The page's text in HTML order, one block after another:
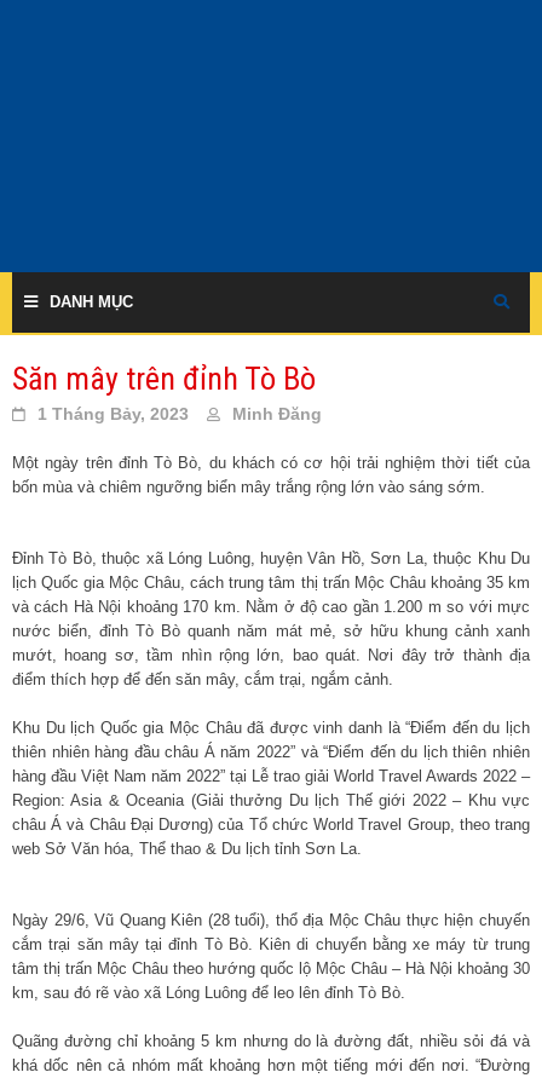
DANH MỤC
Săn mây trên đỉnh Tò Bò
1 Tháng Bảy, 2023 Minh Đăng
Một ngày trên đỉnh Tò Bò, du khách có cơ hội trải nghiệm thời tiết của
bốn mùa và chiêm ngưỡng biển mây trắng rộng lớn vào sáng sớm.
Đỉnh Tò Bò, thuộc xã Lóng Luông, huyện Vân Hồ, Sơn La, thuộc Khu Du
lịch Quốc gia Mộc Châu, cách trung tâm thị trấn Mộc Châu khoảng 35 km
và cách Hà Nội khoảng 170 km. Nằm ở độ cao gần 1.200 m so với mực
nước biển, đỉnh Tò Bò quanh năm mát mẻ, sở hữu khung cảnh xanh
mướt, hoang sơ, tầm nhìn rộng lớn, bao quát. Nơi đây trở thành địa
điểm thích hợp để đến săn mây, cắm trại, ngắm cảnh.
Khu Du lịch Quốc gia Mộc Châu đã được vinh danh là “Điểm đến du lịch
thiên nhiên hàng đầu châu Á năm 2022” và “Điểm đến du lịch thiên nhiên
hàng đầu Việt Nam năm 2022” tại Lễ trao giải World Travel Awards 2022 –
Region: Asia & Oceania (Giải thưởng Du lịch Thế giới 2022 – Khu vực
châu Á và Châu Đại Dương) của Tổ chức World Travel Group, theo trang
web Sở Văn hóa, Thể thao & Du lịch tỉnh Sơn La.
Ngày 29/6, Vũ Quang Kiên (28 tuổi), thổ địa Mộc Châu thực hiện chuyến
cắm trại săn mây tại đỉnh Tò Bò. Kiên di chuyển bằng xe máy từ trung
tâm thị trấn Mộc Châu theo hướng quốc lộ Mộc Châu – Hà Nội khoảng 30
km, sau đó rẽ vào xã Lóng Luông để leo lên đỉnh Tò Bò.
Quãng đường chỉ khoảng 5 km nhưng do là đường đất, nhiều sỏi đá và
khá dốc nên cả nhóm mất khoảng hơn một tiếng mới đến nơi. “Đường